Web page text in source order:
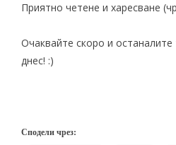
Приятно четене и харесване
Очаквайте скоро и
днес! :)
Сподели чрез: